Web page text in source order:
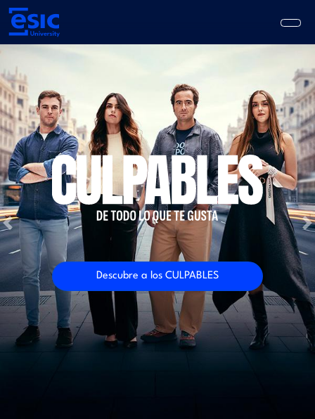
Pasar
contenido
navigation
Previous
Descubre a los CULPABLES